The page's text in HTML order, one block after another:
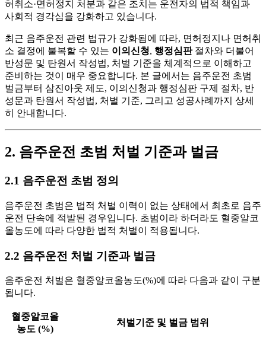
허취소·면허정지 처분과 같은 조치는 운전자의 법적 책임과
사회적 경각심을 강화하고 있습니다.
최근 음주운전 관련 법규가 강화됨에 따라, 면허정지나 면허취
소 결정에 불복할 수 있는 이의신청, 행정심판절차와 더불어
반성문 및 탄원서 작성법, 처벌 기준을 체계적으로 이해하고
준비하는 것이 매우 중요합니다. 본 글에서는 음주운전 초범
벌금부터 삼진아웃 제도, 이의신청과 행정심판 구제 절차, 반
성문과 탄원서 작성법, 처벌 기준, 그리고 성공사례까지 상세
히 안내합니다.
2. 음주운전 초범 처벌 기준과 벌금
2.1 음주운전 초범 정의
음주운전 초범은 법적 처벌 이력이 없는 상태에서 최초로 음주
운전 단속에 적발된 경우입니다. 초범이라 하더라도 혈중알코
올농도에 따라 다양한 법적 처벌이 적용됩니다.
2.2 음주운전 처벌 기준과 벌금
음주운전 처벌은 혈중알코올농도(%)에 따라 다음과 같이 구분
됩니다.
혈중알코올
농도 (%)
처벌기준 및 벌금 범위